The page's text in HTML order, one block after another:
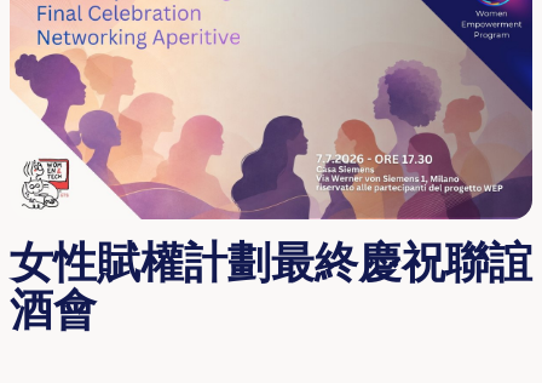
女性賦權計劃最終慶祝聯誼
酒會